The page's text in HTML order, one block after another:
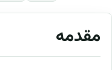
مقدمه